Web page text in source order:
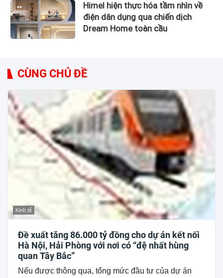
Himel hiện thực hóa tầm nhìn về
điện dân dụng qua chiến dịch
Dream Home toàn cầu
CÙNG CHỦ ĐỀ
Kinh tế
Đề xuất tăng 86.000 tỷ đồng cho dự án kết nối
Hà Nội, Hải Phòng với nơi có “đệ nhất hùng
quan Tây Bắc”
Nếu được thông qua, tổng mức đầu tư của dự án